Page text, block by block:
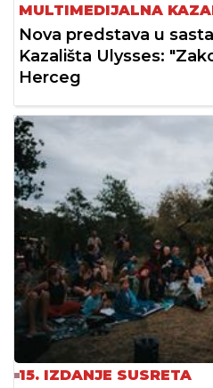
MULTIMEDIJALNA
Nova predstava u
Kazališta Ulysses:
Herceg
15. IZDANJE SUSRETA